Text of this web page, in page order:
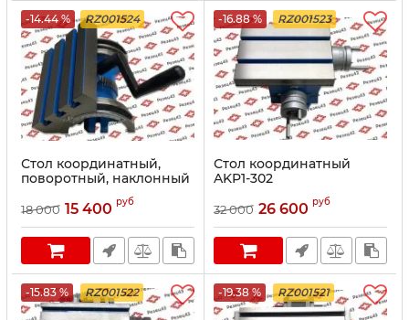
-14.44 % RZ001524
Стол координатный,
поворотный, наклонный
до 45 градусов WT-7
18 000 15 400 руб
-16.88 % RZ001523
Стол координатный
AKP1-302
32 000 26 600 руб
-15.83 % RZ001522 -19.38 % RZ001521